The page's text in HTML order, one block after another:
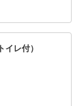
レ付）